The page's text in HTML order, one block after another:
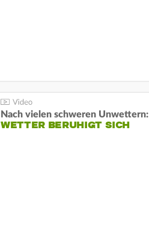
Nach vielen schweren Unwettern:
WETTER BERUHIGT SICH